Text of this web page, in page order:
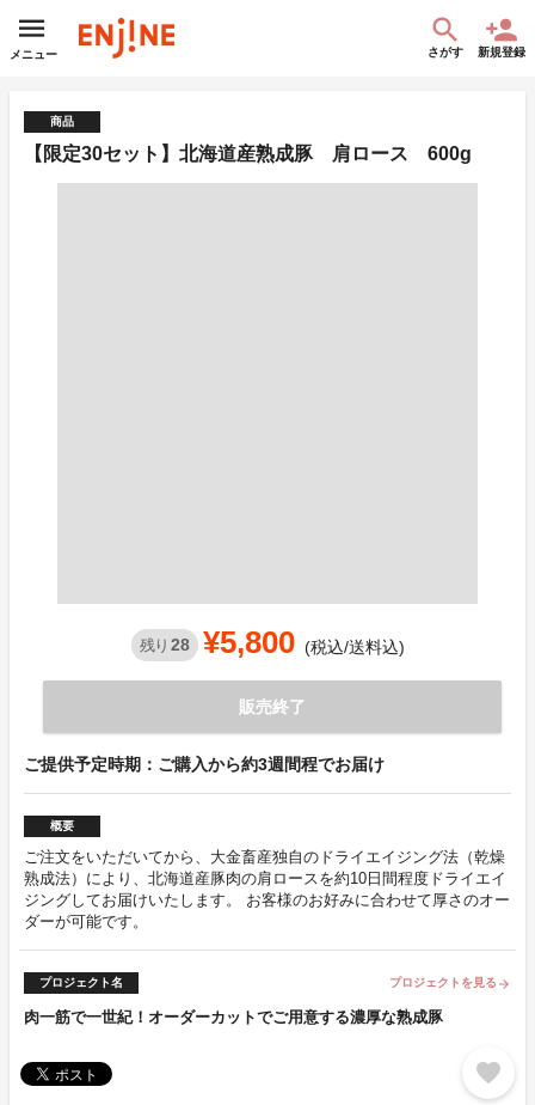
メニュー さがす 新規登録
商品
【限定30セット】北海道産熟成豚 肩ロース 600g
残り 28 ¥5,800 (税込/送料込)
販売終了
ご提供予定時期：ご購入から約3週間程でお届け
概要
ご注文をいただいてから、大金畜産独自のドライエイジング法（乾燥
熟成法）により、北海道産豚肉の肩ロースを約10日間程度ドライエイ
ジングしてお届けいたします。 お客様のお好みに合わせて厚さのオー
ダーが可能です。
プロジェクト名 プロジェクトを見る arrow_forward
肉一筋で一世紀！オーダーカットでご用意する濃厚な熟成豚
favorite